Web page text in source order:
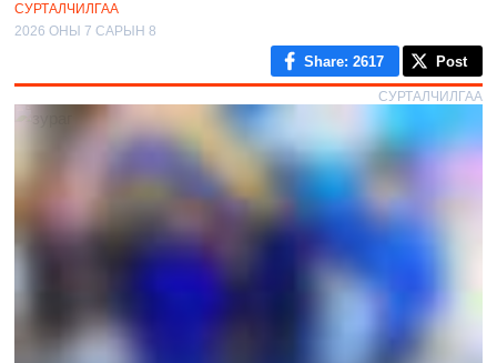
СУРТАЛЧИЛГАА
2026 ОНЫ 7 САРЫН 8
Share: 2617 Post
СУРТАЛЧИЛГАА